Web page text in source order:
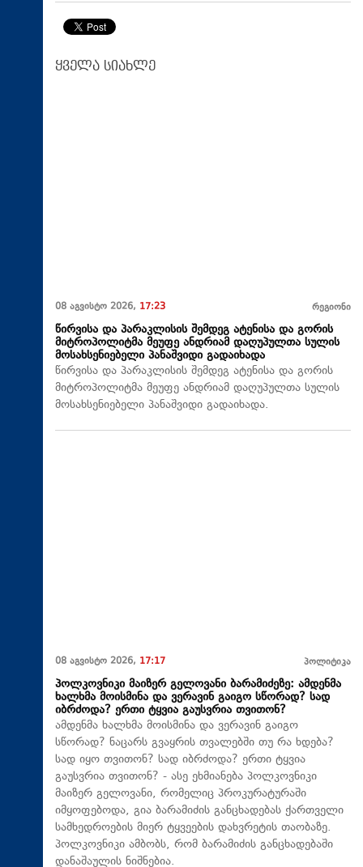
ყველა სიახლე
08 აგვისტო 2026, 17:23 რეგიონი
წირვისა და პარაკლისის შემდეგ ატენისა და გორის
მიტროპოლიტმა მეუფე ანდრიამ დაღუპულთა სულის
მოსახსენიებელი პანაშვიდი გადაიხადა
წირვისა და პარაკლისის შემდეგ ატენისა და გორის
მიტროპოლიტმა მეუფე ანდრიამ დაღუპულთა სულის
მოსახსენიებელი პანაშვიდი გადაიხადა.
08 აგვისტო 2026, 17:17 პოლიტიკა
პოლკოვნიკი მაიზერ გელოვანი ბარამიძეზე: ამდენმა
ხალხმა მოისმინა და ვერავინ გაიგო სწორად? სად
იბრძოდა? ერთი ტყვია გაუსვრია თვითონ?
ამდენმა ხალხმა მოისმინა და ვერავინ გაიგო
სწორად? ნაცარს გვაყრის თვალებში თუ რა ხდება?
სად იყო თვითონ? სად იბრძოდა? ერთი ტყვია
გაუსვრია თვითონ? - ასე ეხმიანება პოლკოვნიკი
მაიზერ გელოვანი, რომელიც პროკურატურაში
იმყოფებოდა, გია ბარამიძის განცხადებას ქართველი
სამხედროების მიერ ტყვეების დახვრეტის თაობაზე.
პოლკოვნიკი ამბობს, რომ ბარამიძის განცხადებაში
დანაშაულის ნიშნებია.